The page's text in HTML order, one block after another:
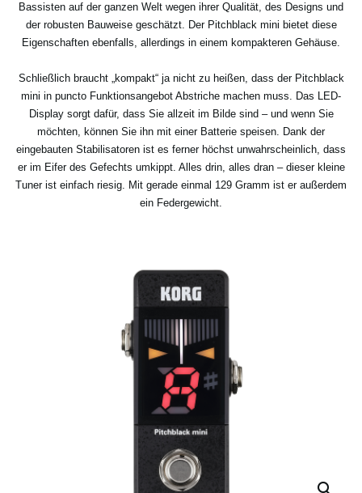
Bassisten auf der ganzen Welt wegen ihrer Qualität, des Designs und
der robusten Bauweise geschätzt. Der Pitchblack mini bietet diese
Eigenschaften ebenfalls, allerdings in einem kompakteren Gehäuse.
Schließlich braucht „kompakt“ ja nicht zu heißen, dass der Pitchblack
mini in puncto Funktionsangebot Abstriche machen muss. Das LED-
Display sorgt dafür, dass Sie allzeit im Bilde sind – und wenn Sie
möchten, können Sie ihn mit einer Batterie speisen. Dank der
eingebauten Stabilisatoren ist es ferner höchst unwahrscheinlich, dass
er im Eifer des Gefechts umkippt. Alles drin, alles dran – dieser kleine
Tuner ist einfach riesig. Mit gerade einmal 129 Gramm ist er außerdem
ein Federgewicht.